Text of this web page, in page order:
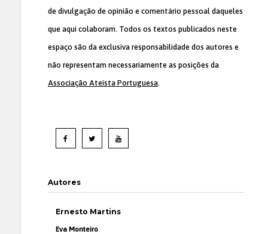
de divulgação de opinião e comentário pessoal daqueles
que aqui colaboram. Todos os textos publicados neste
espaço são da exclusiva responsabilidade dos autores e
não representam necessariamente as posições da
Associação Ateísta Portuguesa.
Autores
Ernesto Martins
Eva Monteiro